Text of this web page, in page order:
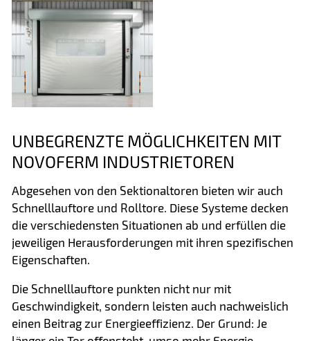
UNBEGRENZTE MÖGLICHKEITEN MIT
NOVOFERM INDUSTRIETOREN
Abgesehen von den Sektionaltoren bieten wir auch
Schnelllauftore und Rolltore. Diese Systeme decken
die verschiedensten Situationen ab und erfüllen die
jeweiligen Herausforderungen mit ihren spezifischen
Eigenschaften.
Die Schnelllauftore punkten nicht nur mit
Geschwindigkeit, sondern leisten auch nachweislich
einen Beitrag zur Energieeffizienz. Der Grund: Je